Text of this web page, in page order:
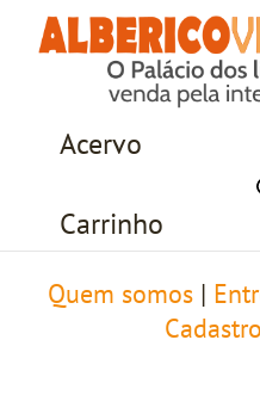
Acervo
Carrinho
Quem somos
Cadastro